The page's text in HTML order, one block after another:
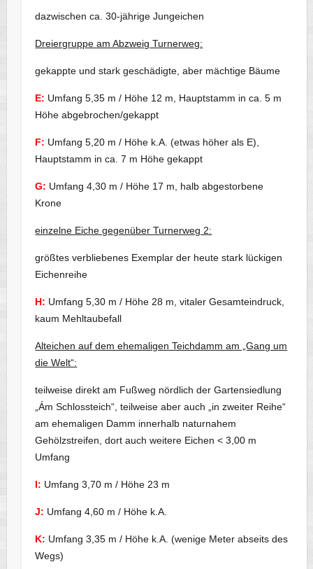
dazwischen ca. 30-jährige Jungeichen
Dreiergruppe am Abzweig Turnerweg:
gekappte und stark geschädigte, aber mächtige Bäume
E: Umfang 5,35 m / Höhe 12 m, Hauptstamm in ca. 5 m
Höhe abgebrochen/gekappt
F: Umfang 5,20 m / Höhe k.A. (etwas höher als E),
Hauptstamm in ca. 7 m Höhe gekappt
G: Umfang 4,30 m / Höhe 17 m, halb abgestorbene
Krone
einzelne Eiche gegenüber Turnerweg 2:
größtes verbliebenes Exemplar der heute stark lückigen
Eichenreihe
H: Umfang 5,30 m / Höhe 28 m, vitaler Gesamteindruck,
kaum Mehltaubefall
Alteichen auf dem ehemaligen Teichdamm am „Gang um
die Welt“:
teilweise direkt am Fußweg nördlich der Gartensiedlung
„Ám Schlossteich“, teilweise aber auch „in zweiter Reihe“
am ehemaligen Damm innerhalb naturnahem
Gehölzstreifen, dort auch weitere Eichen < 3,00 m
Umfang
I: Umfang 3,70 m / Höhe 23 m
J: Umfang 4,60 m / Höhe k.A.
K: Umfang 3,35 m / Höhe k.A. (wenige Meter abseits des
Wegs)